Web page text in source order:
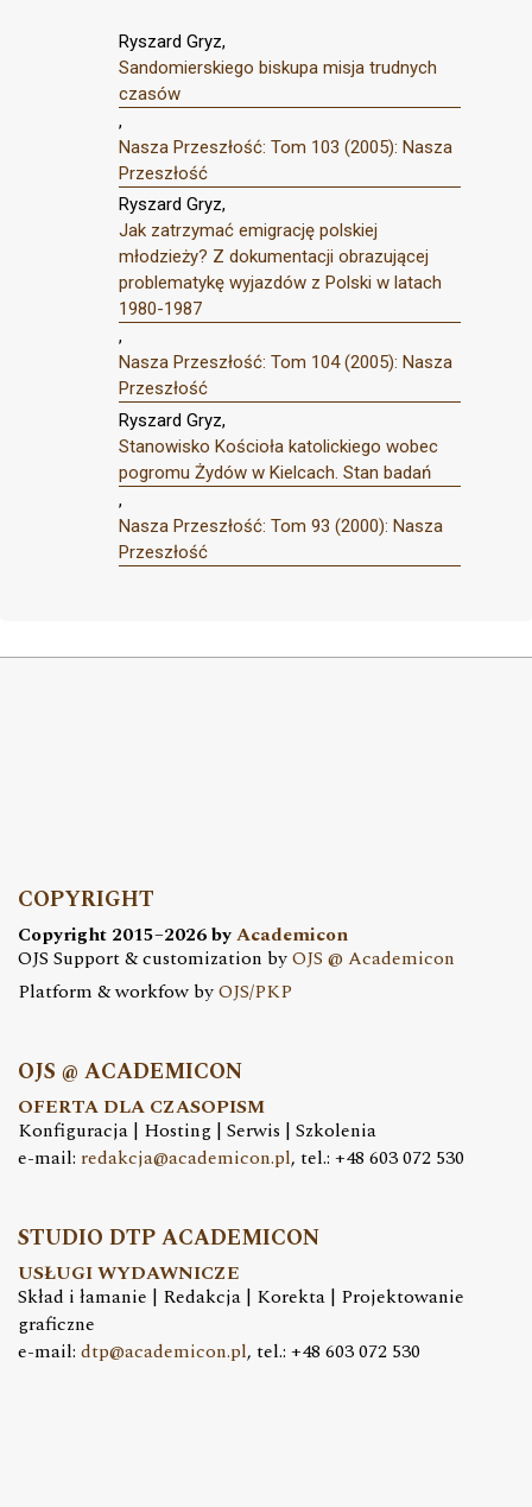
Ryszard Gryz,
Sandomierskiego biskupa misja trudnych
czasów
,
Nasza Przeszłość: Tom 103 (2005): Nasza
Przeszłość
Ryszard Gryz,
Jak zatrzymać emigrację polskiej
młodzieży? Z dokumentacji obrazującej
problematykę wyjazdów z Polski w latach
1980-1987
,
Nasza Przeszłość: Tom 104 (2005): Nasza
Przeszłość
Ryszard Gryz,
Stanowisko Kościoła katolickiego wobec
pogromu Żydów w Kielcach. Stan badań
,
Nasza Przeszłość: Tom 93 (2000): Nasza
Przeszłość
COPYRIGHT
Copyright 2015–2026 byAcademicon
OJS Support & customization byOJS @ Academicon
Platform & workfow byOJS/PKP
OJS @ ACADEMICON
OFERTA DLA CZASOPISM
Konfiguracja | Hosting | Serwis | Szkolenia
e-mail: redakcja@academicon.pl, tel.: +48 603 072 530
STUDIO DTP ACADEMICON
USŁUGI WYDAWNICZE
Skład i łamanie | Redakcja | Korekta | Projektowanie
graficzne
e-mail: dtp@academicon.pl, tel.: +48 603 072 530